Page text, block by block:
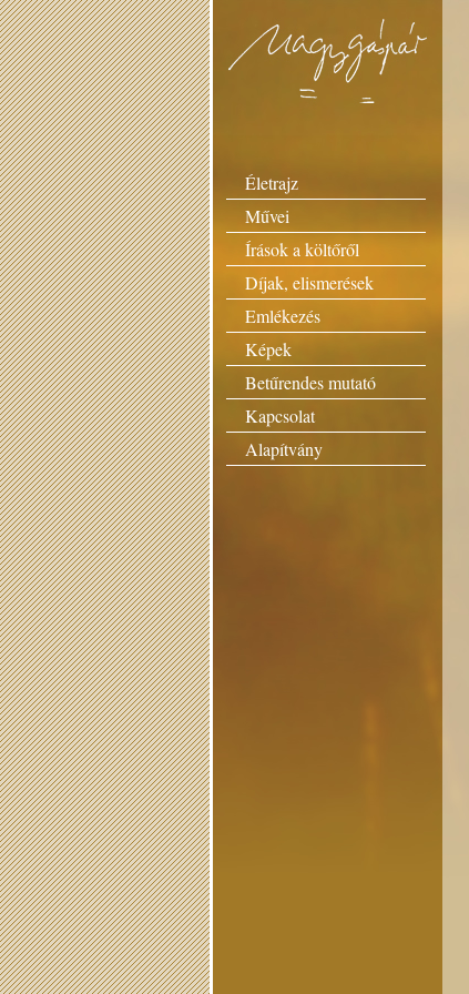
Életrajz
Művei
Írások a költőről
Díjak, elismerések
Emlékezés
Képek
Betűrendes mutató
Kapcsolat
Alapítvány